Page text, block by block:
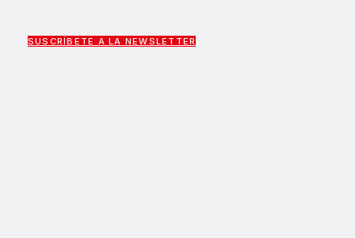
SUSCRÍBETE A LA NEWSLETTER